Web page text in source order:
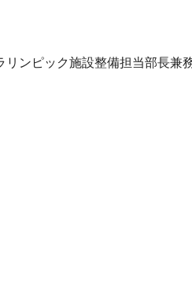
リンピック施設整備担当部長兼